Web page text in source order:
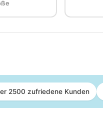
2500 zufriedene Kunden